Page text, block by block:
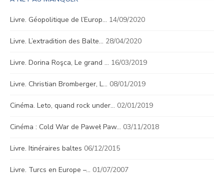
Livre. Géopolitique de l’Europ… 14/09/2020
Livre. L’extradition des Balte… 28/04/2020
Livre. Dorina Roşca, Le grand … 16/03/2019
Livre. Christian Bromberger, L… 08/01/2019
Cinéma. Leto, quand rock under… 02/01/2019
Cinéma : Cold War de Paweł Paw… 03/11/2018
Livre. Itinéraires baltes 06/12/2015
Livre. Turcs en Europe –… 01/07/2007